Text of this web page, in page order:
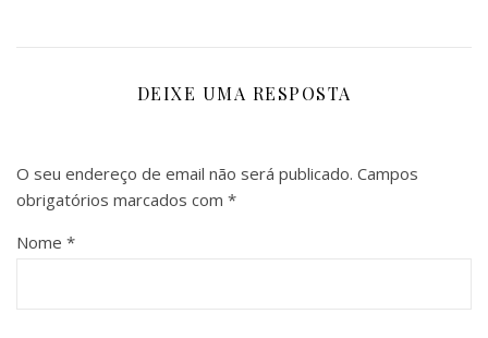
DEIXE UMA RESPOSTA
O seu endereço de email não será publicado. Campos
obrigatórios marcados com *
Nome *